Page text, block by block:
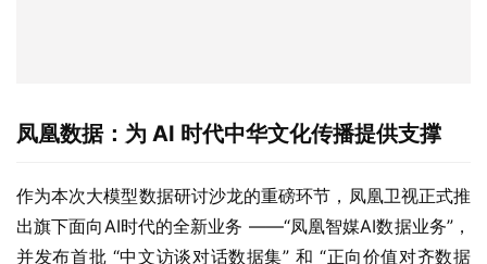
出旗下面向AI时代的全新业务 ——“凤凰智媒AI数据业务”，
并发布首批 “中文访谈对话数据集” 和 “正向价值对齐数据
集”。